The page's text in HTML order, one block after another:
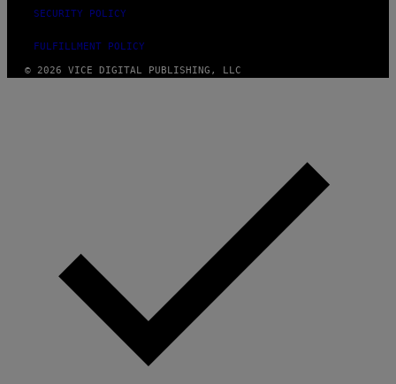
SECURITY POLICY
FULFILLMENT POLICY
© 2026 VICE DIGITAL PUBLISHING, LLC